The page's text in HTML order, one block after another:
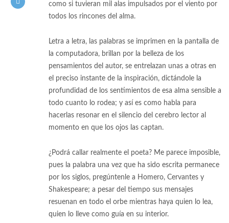
como si tuvieran mil alas impulsados por el viento por
todos los rincones del alma.
Letra a letra, las palabras se imprimen en la pantalla de
la computadora, brillan por la belleza de los
pensamientos del autor, se entrelazan unas a otras en
el preciso instante de la inspiración, dictándole la
profundidad de los sentimientos de esa alma sensible a
todo cuanto lo rodea; y así es como habla para
hacerlas resonar en el silencio del cerebro lector al
momento en que los ojos las captan.
¿Podrá callar realmente el poeta? Me parece imposible,
pues la palabra una vez que ha sido escrita permanece
por los siglos, pregúntenle a Homero, Cervantes y
Shakespeare; a pesar del tiempo sus mensajes
resuenan en todo el orbe mientras haya quien lo lea,
quien lo lleve como guía en su interior.